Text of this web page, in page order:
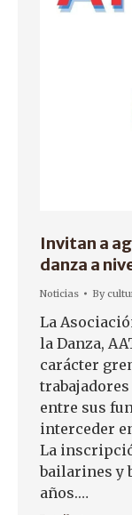
Invitan a
danza a
Noticias By
La
la Danza,
carácter
entre sus
interceder
La
bailarines y
años.…